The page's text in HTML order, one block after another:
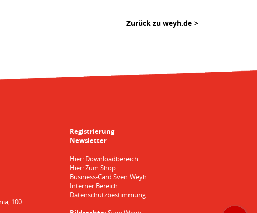
Zurück zu weyh.de >
100
Registrierung
Newsletter
Hier: Downloadbereich
Hier: Zum Shop
Business-Card Sven Weyh
Interner Bereich
Datenschutzbestimmung